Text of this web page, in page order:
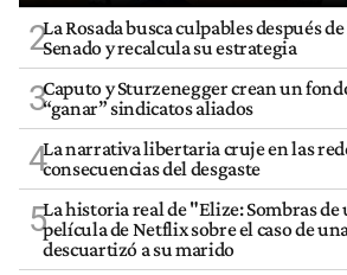
2La Rosada busca culpables después
Senado y recalcula su estrategia
3Caputo y Sturzenegger crean un
“ganar” sindicatos aliados
4La narrativa libertaria cruje en las
consecuencias del desgaste
5La historia real de "Elize: Sombras
película de Netflix sobre el caso de
descuartizó a su marido